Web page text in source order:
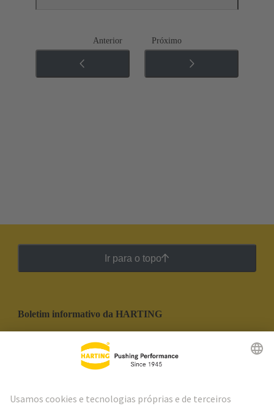
Anterior Próximo
Ir para o topo
Boletim informativo da HARTING